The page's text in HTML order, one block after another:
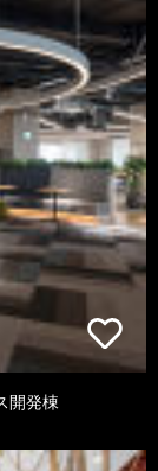
開発棟